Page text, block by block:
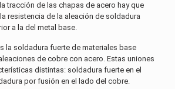
tracción de las chapas de acero hay que
resistencia de la aleación de soldadura
a la del metal base.
la soldadura fuerte de materiales base
de cobre con acero. Estas uniones
distintas: soldadura fuerte en el
por fusión en el lado del cobre.